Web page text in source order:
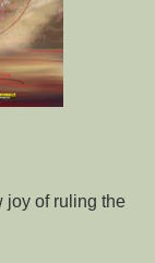
joy of ruling the